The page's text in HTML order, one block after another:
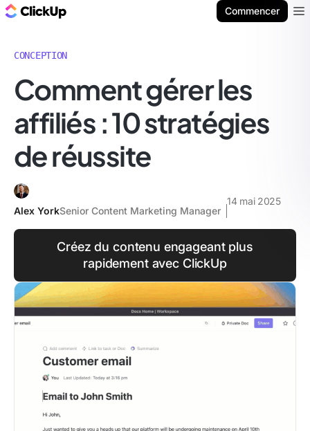
Commencer
CONCEPTION
Comment gérer les
affiliés : 10 stratégies
de réussite
Alex YorkSenior Content Marketing Manager
14 mai 2025
Créez du contenu engageant plus
rapidement avec ClickUp